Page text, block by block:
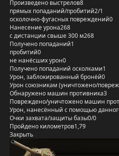
Произведено выстрелов8
прямых попаданий/пробитий2/1
осколочно-фугасных повреждений0
Нанесение урона268
с дистанции свыше 300 м268
Получено попаданий1
пробитий0
не нанёсших урон0
Получено попаданий осколками1
Урон, заблокированный бронёй0
Урон союзникам (уничтожено/
Обнаружено машин противника3
Повреждено/уничтожено машин
Урон, нанесённый с помощью
Очки захвата/защиты базы0/0
Пройдено километров1,79
Закрыть